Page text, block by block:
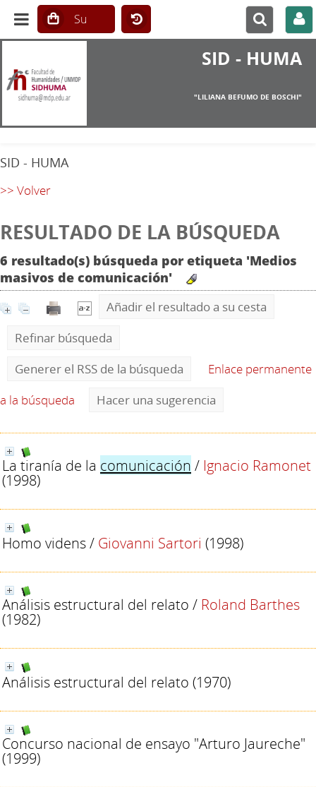
SID - HUMA
"LILIANA BEFUMO DE BOSCHI"
SID - HUMA
>> Volver
RESULTADO DE LA BÚSQUEDA
6 resultado(s) búsqueda por etiqueta 'Medios
masivos de comunicación'
Añadir el resultado a su cesta
Refinar búsqueda
Generer el RSS de la búsqueda
Enlace permanente
a la búsqueda
Hacer una sugerencia
La tiranía de la comunicación / Ignacio Ramonet
(1998)
Homo videns/ Giovanni Sartori (1998)
Análisis estructural del relato / Roland Barthes
(1982)
Análisis estructural del relato (1970)
Concurso nacional de ensayo "Arturo Jaureche"
(1999)